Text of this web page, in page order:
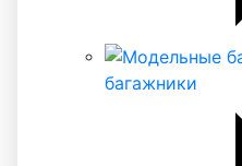
багажники